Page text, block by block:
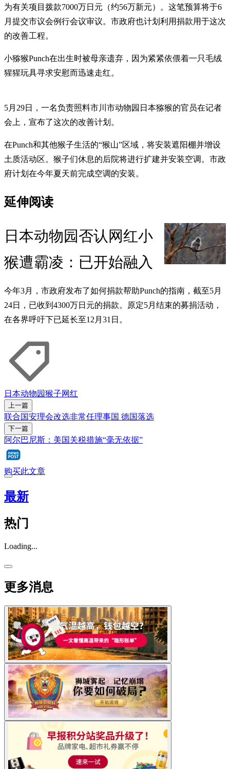
为有关项目拨款7000万日元（约56万新元）。这笔预算将于6
月提交市议会例行会议审议。市政府也计划利用捐款用于这次
的改善工程。
小猕猴Punch在出生时被母亲遗弃，因为紧紧依偎着一只毛绒
猩猩玩具寻求安慰而迅速走红。
5月29日，一名负责照料市川市动物园日本猕猴的官员在记者
会上，宣布了这次的改善计划。
在Punch和其他猴子生活的“猴山”区域，将安装遮阳棚并增设
土质活动区。猴子们休息的后院将进行扩建并安装空调。市政
府计划在今年夏天前完成空调的安装。
延伸阅读
日本动物园否认网红小
猴遭霸凌：已开始融入
今年3月，市政府发布了如何捐款帮助Punch的指南，截至5月
24日，已收到4300万日元的捐款。原定5月结束的募捐活动，
在各界呼吁下已延长至12月31日。
日本动物园猴子网红
上一篇
联合国安理会改选非常任理事国 德国落选
下一篇
阿尔巴尼斯：美国关税措施“毫无依据”
购买此文章
最新
热门
Loading...
更多消息